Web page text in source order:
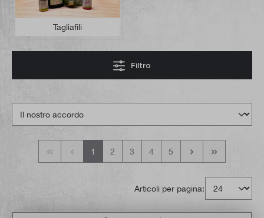
Tagliafili
Filtro
1 2 3 4 5
Articoli per pagina: